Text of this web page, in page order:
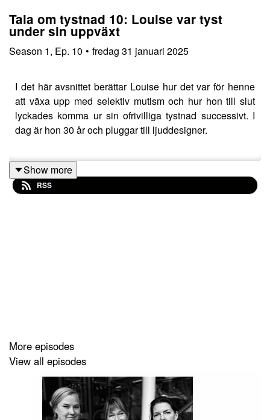
Tala om tystnad 10: Louise var tyst
under sin uppväxt
Season 1, Ep. 10 • fredag 31 januari 2025
I det här avsnittet berättar Louise hur det var för henne
att växa upp med selektiv mutism och hur hon till slut
lyckades komma ur sin ofrivilliga tystnad successivt. I
dag är hon 30 år och pluggar till ljuddesigner.
Redigering och klipp: Teresia Viska. Musik: Ballad de
Bleu/Björn Twerin.
Show more
RSS
More episodes
View all episodes